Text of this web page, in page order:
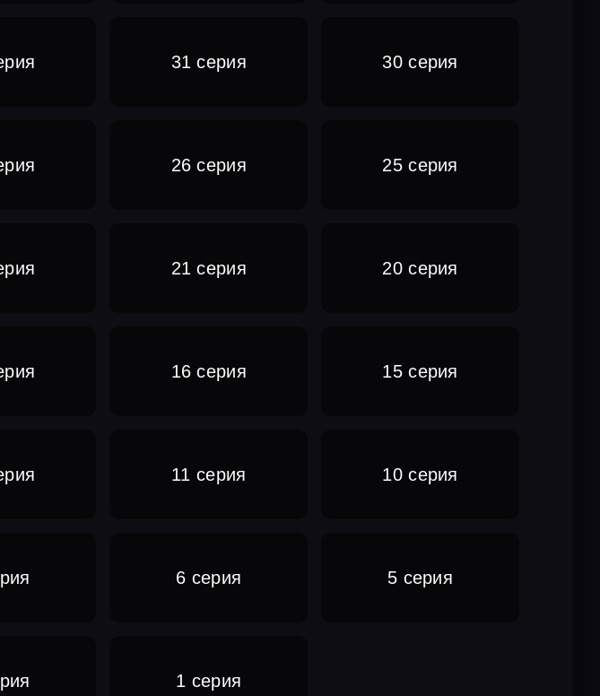
31 серия 30 серия
26 серия 25 серия
21 серия 20 серия
16 серия 15 серия
11 серия 10 серия
6 серия 5 серия
1 серия